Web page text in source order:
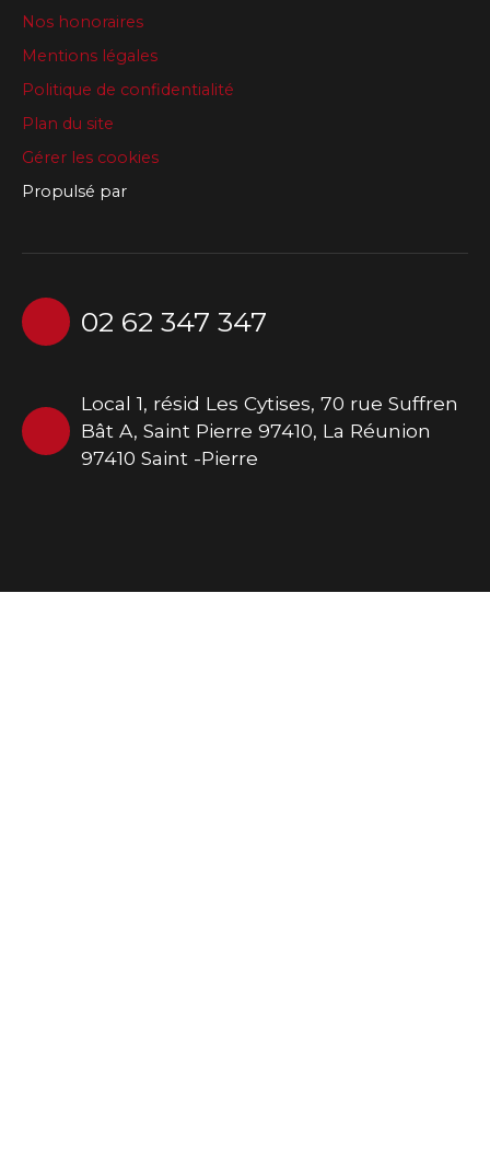
Nos honoraires
Mentions légales
Politique de confidentialité
Plan du site
Gérer les cookies
Propulsé par
02 62 347 347
Local 1, résid Les Cytises, 70 rue Suffren
Bât A, Saint Pierre 97410, La Réunion
97410 Saint -Pierre